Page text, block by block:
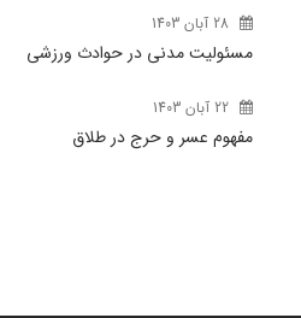
28 آبان 1403
مسئولیت مدنی در حوادث ورزشی
22 آبان 1403
مفهوم عسر و حرج در طلاق